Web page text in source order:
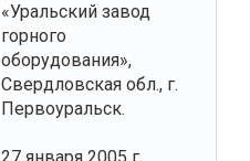
«Уральский завод
горного
оборудования»,
Свердловская обл., г.
Первоуральск.